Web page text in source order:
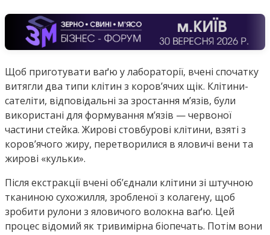
Щоб приготувати ваґю у лабораторії, вчені спочатку
витягли два типи клітин з коров’ячих щік. Клітини-
сателіти, відповідальні за зростання м’язів, були
використані для формування м’язів — червоної
частини стейка. Жирові стовбурові клітини, взяті з
коров’ячого жиру, перетворилися в яловичі вени та
жирові «кульки».
Після екстракції вчені об’єднали клітини зі штучною
тканиною сухожилля, зробленої з колагену, щоб
зробити рулони з яловичого волокна ваґю. Цей
процес відомий як тривимірна біопечать. Потім вони